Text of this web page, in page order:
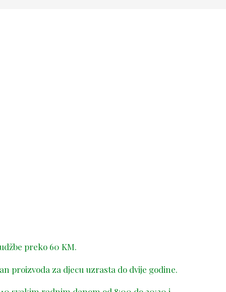
preko 60 KM.
proizvoda za djecu uzrasta do dvije godine.